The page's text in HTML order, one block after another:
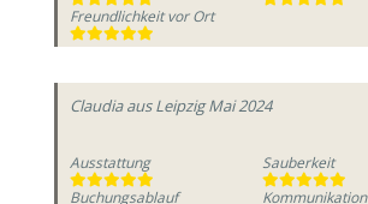
Freundlichkeit vor Ort
Claudiaaus Leipzig Mai 2024
Ausstattung
Sauberkeit
Buchungsablauf
Kommunikation